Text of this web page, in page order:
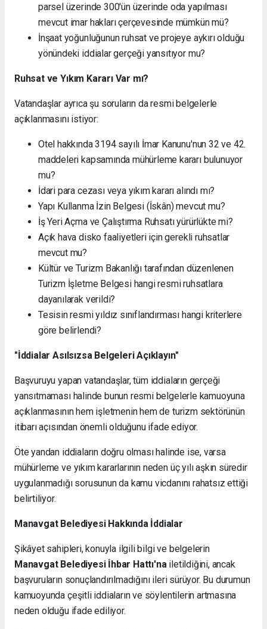
parsel üzerinde 300'ün üzerinde oda yapılması
mevcut imar hakları çerçevesinde mümkün mü?
İnşaat yoğunluğunun ruhsat ve projeye aykırı olduğu
yönündeki iddialar gerçeği yansıtıyor mu?
Ruhsat ve Yıkım Kararı Var mı?
Vatandaşlar ayrıca şu soruların da resmi belgelerle
açıklanmasını istiyor:
Otel hakkında 3194 sayılı İmar Kanunu'nun 32 ve 42.
maddeleri kapsamında mühürleme kararı bulunuyor
mu?
İdari para cezası veya yıkım kararı alındı mı?
Yapı Kullanma İzin Belgesi (İskân) mevcut mu?
İş Yeri Açma ve Çalıştırma Ruhsatı yürürlükte mi?
Açık hava disko faaliyetleri için gerekli ruhsatlar
mevcut mu?
Kültür ve Turizm Bakanlığı tarafından düzenlenen
Turizm İşletme Belgesi hangi resmi ruhsatlara
dayanılarak verildi?
Tesisin resmi yıldız sınıflandırması hangi kriterlere
göre belirlendi?
"İddialar Asılsızsa Belgeleri Açıklayın"
Başvuruyu yapan vatandaşlar, tüm iddiaların gerçeği
yansıtmaması halinde bunun resmi belgelerle kamuoyuna
açıklanmasının hem işletmenin hem de turizm sektörünün
itibarı açısından önemli olduğunu ifade ediyor.
Öte yandan iddiaların doğru olması halinde ise, varsa
mühürleme ve yıkım kararlarının neden üç yılı aşkın süredir
uygulanmadığı sorusunun da kamu vicdanını rahatsız ettiği
belirtiliyor.
Manavgat Belediyesi Hakkında İddialar
Şikâyet sahipleri, konuyla ilgili bilgi ve belgelerin
Manavgat Belediyesi İhbar Hattı'na iletildiğini, ancak
başvuruların sonuçlandırılmadığını ileri sürüyor. Bu durumun
kamuoyunda çeşitli iddiaların ve söylentilerin artmasına
neden olduğu ifade ediliyor.